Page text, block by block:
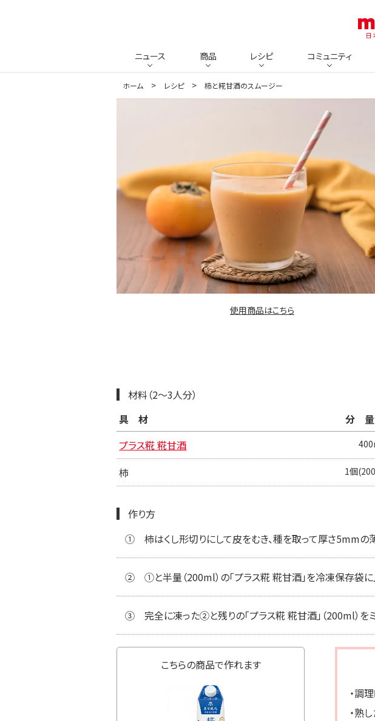
ニュース 商品 レシピ コミュニティ
ホーム レシピ 柿と糀甘酒のスムージー
使用商品はこちら
材料（2～3人分）
具材
分
プラス糀 糀甘酒
柿 1個
作り方
①
柿はくし形切りにして皮をむき、種を取って厚さ5mmの
② ①と半量（200ml）の「プラス糀 糀甘酒」を冷凍保存袋
③ 完全に凍った②と残りの「プラス糀 糀甘酒」（200ml）を
・調
・熟
こちらの商品で作れます